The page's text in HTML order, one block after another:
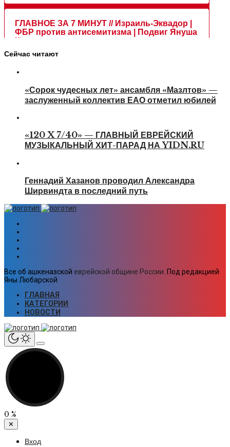
Сейчас читают
«Сорок чудесных лет» ансамбля «Мазлтов» —
заслуженный коллектив ЕАО отметил юбилей
«120 X 7/40» — ГЛАВНЫЙ ЕВРЕЙСКИЙ
МУЗЫКАЛЬНЫЙ ХИТ-ПАРАД НА YIDN.RU
Геннадий Хазанов проводил Александра
Ширвиндта в последний путь
Все об ашкеназской еврейской общине России. Под редакцией
Яны Любарской
ГЛАВНАЯ
КАТЕГОРИИ
НОВОСТИ
0 %
✕
Вход